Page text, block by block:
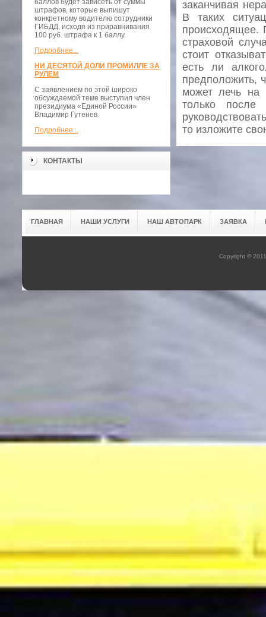
баллов будет зависеть от суммы
штрафов, которые выпишут
конкретному водителю сотрудники
ГИБДД, исходя из приравнивания
100 руб. штрафа к 1 баллу.
Подробнее...
НИ ДЕСЯТОЙ ДОЛИ ПРОМИЛЛЕ ЗА
РУЛЕМ
С заявлением по этой широко
обсуждаемой теме выступил член
президиума «Единой России»
Владимир Гутенев.
Подробнее...
КОНТАКТЫ
заканчивая
В таких
происходящее.
страховой
стоит
есть ли
предположить,
может лечь на
только после
то изложите
ГЛАВНАЯ НАШИ УСЛУГИ НАШ АВТОПАРК ЗАЯВКА
Copyright ©